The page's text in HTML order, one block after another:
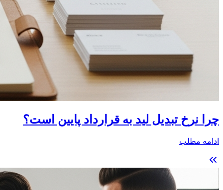
چرا نرخ تبدیل لید به قرارداد پایین است؟
ادامه مطلب